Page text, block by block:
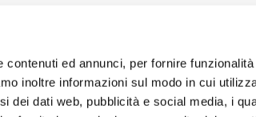
ed annunci, per fornire
inoltre informazioni sul modo in cui
dei dati web, pubblicità e social media, i